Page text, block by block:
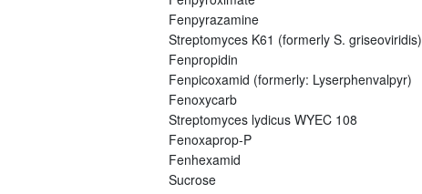
Fenpyrazamine
Streptomyces K61 (formerly S. griseoviridis)
Fenpropidin
Fenpicoxamid (formerly: Lyserphenvalpyr)
Fenoxycarb
Streptomyces lydicus WYEC 108
Fenoxaprop-P
Fenhexamid
Sucrose